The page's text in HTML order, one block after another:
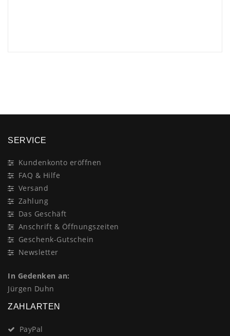
SERVICE
Kundenkonto eröffnen
FAQ & Hilfe
Versand
Zahlung
Das Geschäft
Anschrift & Öffnungszeiten
Geschenk-Gutschein
Newsletter
In Gedenken an:
Jürgen Duhn
ZAHLARTEN
PayPal